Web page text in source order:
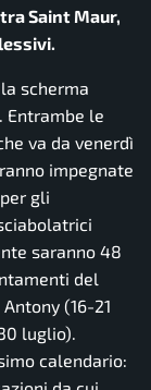
Saint Maur,
scherma
Entrambe le
va da venerdì
impegnate
gli
saranno 48
del
(16-21
luglio).
calendario: